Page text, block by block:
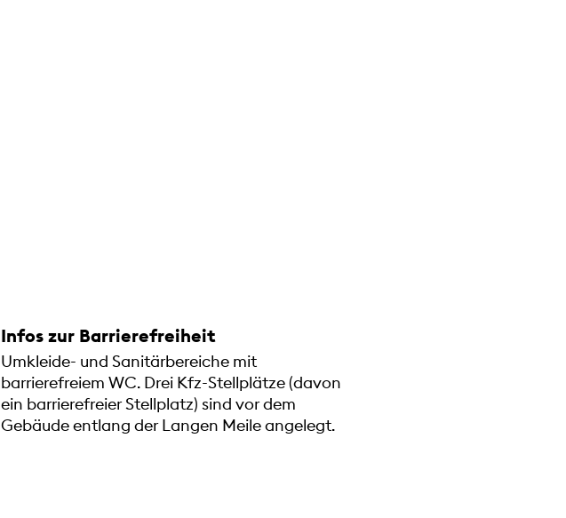
Infos zur Barrierefreiheit
Umkleide- und Sanitärbereiche mit
barrierefreiem WC. Drei Kfz-Stellplätze (davon
ein barrierefreier Stellplatz) sind vor dem
Gebäude entlang der Langen Meile angelegt.